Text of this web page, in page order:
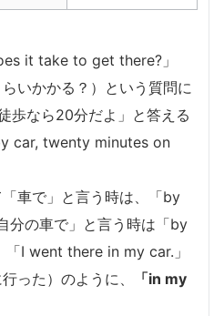
it take to get there?」
らいかかる？）という質問に
歩なら20分だよ」と答える
car, twenty minutes on
車で」と言う時は、「by
分の車で」と言う時は「by
I went there in my car.」
った）のように、
「in my